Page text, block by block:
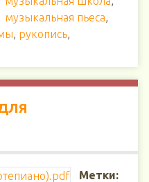
музыкальная пьеса,
, рукопись,
Метки: